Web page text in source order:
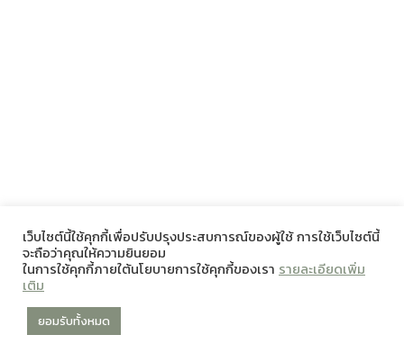
เว็บไซต์นี้ใช้คุกกี้เพื่อปรับปรุงประสบการณ์ของผู้ใช้ การใช้เว็บไซต์นี้
จะถือว่าคุณให้ความยินยอม
ในการใช้คุกกี้ภายใต้นโยบายการใช้คุกกี้ของเรา รายละเอียดเพิ่ม
เติม
ยอมรับทั้งหมด